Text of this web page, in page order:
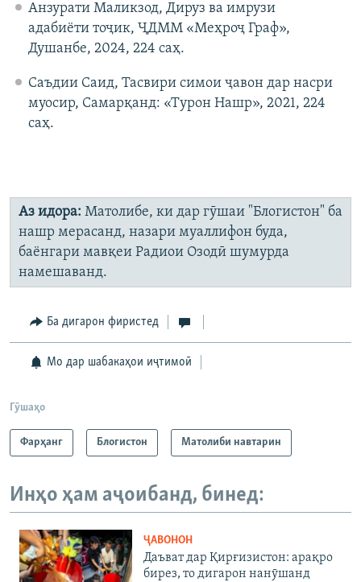
Анзурати Маликзод, Дируз ва имрузи
адабиёти тоҷик, ҶДММ «Меҳроҷ Граф»,
Душанбе, 2024, 224 саҳ.
Саъдии Саид, Тасвири симои ҷавон дар насри
муосир, Самарқанд: «Турон Нашр», 2021, 224
саҳ.
Аз идора: Матолибе, ки дар гӯшаи "Блогистон" ба
нашр мерасанд, назари муаллифон буда,
баёнгари мавқеи Радиои Озодӣ шумурда
намешаванд.
Ба дигарон фиристед
Мо дар шабакаҳои иҷтимоӣ
Гӯшаҳо
Фарҳанг Блогистон Матолиби навтарин
Инҳо ҳам аҷоибанд, бинед:
ҶАВОНОН
Даъват дар Қирғизистон: арақро
бирез, то дигарон нанӯшанд